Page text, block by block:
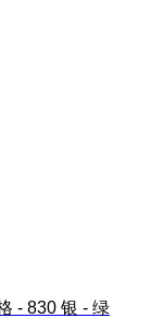
- 830 银 - 绿